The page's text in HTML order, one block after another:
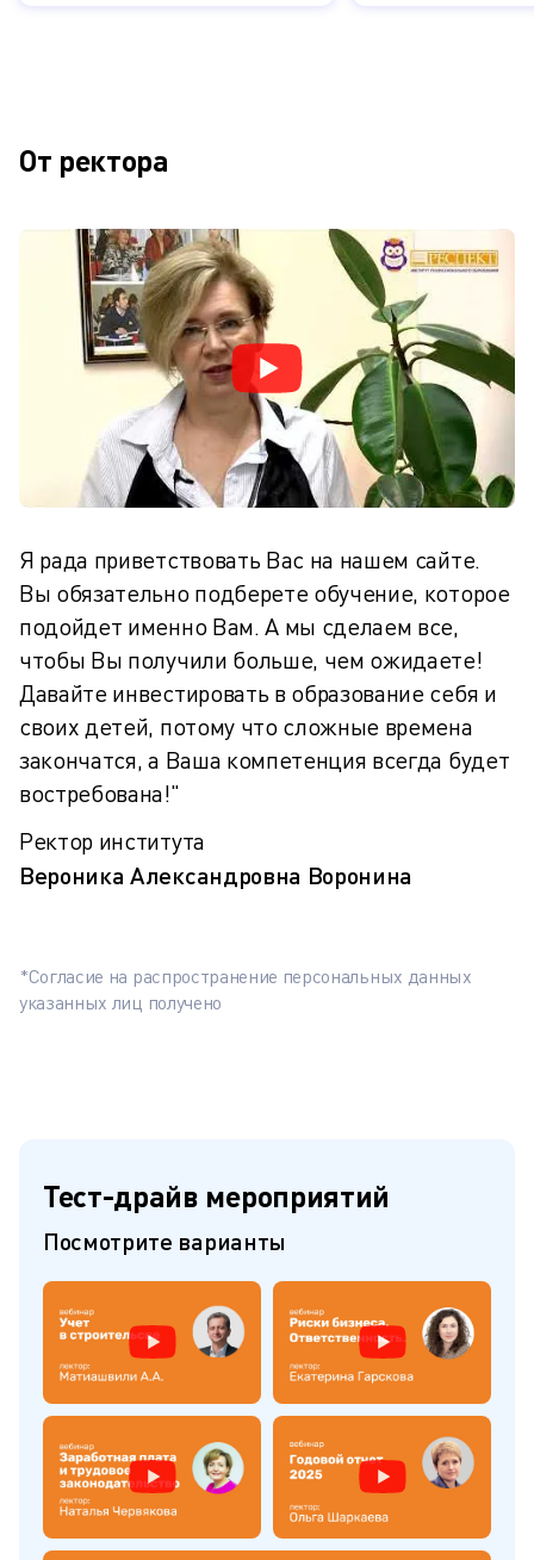
От ректора
Я рада приветствовать Вас на нашем сайте.
Вы обязательно подберете обучение, которое
подойдет именно Вам. А мы сделаем все,
чтобы Вы получили больше, чем ожидаете!
Давайте инвестировать в образование себя и
своих детей, потому что сложные времена
закончатся, а Ваша компетенция всегда будет
востребована!"
Ректор института
Вероника Александровна Воронина
*Согласие на распространение персональных данных
указанных лиц получено
Тест-драйв мероприятий
Посмотрите варианты